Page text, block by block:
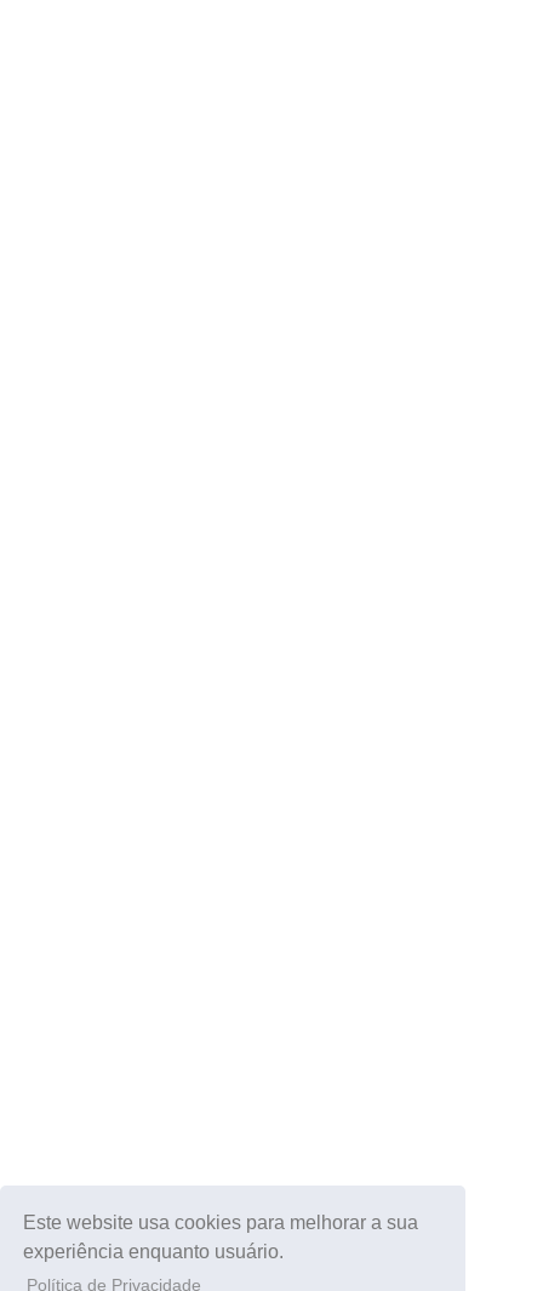
Este website usa cookies para melhorar a sua
experiência enquanto usuário.
Política de Privacidade